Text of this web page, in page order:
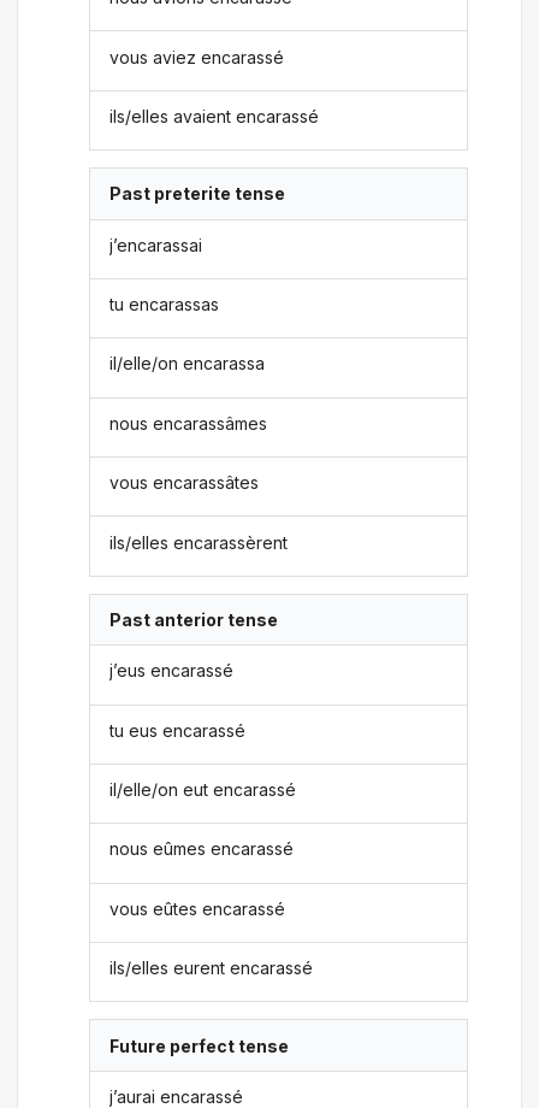
vous aviez encarassé
ils/elles avaient encarassé
Past preterite tense
j’encarassai
tu encarassas
il/elle/on encarassa
nous encarassâmes
vous encarassâtes
ils/elles encarassèrent
Past anterior tense
j’eus encarassé
tu eus encarassé
il/elle/on eut encarassé
nous eûmes encarassé
vous eûtes encarassé
ils/elles eurent encarassé
Future perfect tense
j’aurai encarassé